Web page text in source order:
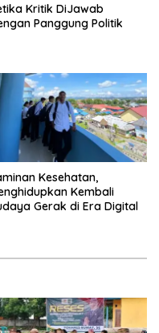
Kritik DiJawab
Panggung Politik
Kesehatan,
Kembali
Gerak di Era Digital